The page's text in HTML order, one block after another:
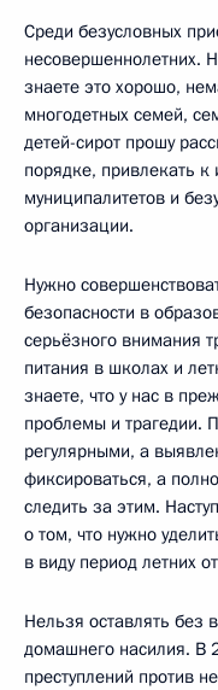
Среди безусловных
несовершеннолетних.
знаете это хорошо,
многодетных семей,
детей-сирот прошу
порядке, привлекать
муниципалитетов и
организации.
Нужно
безопасности в
серьёзного внимания
питания в школах и
знаете, что у нас в
проблемы и трагедии.
регулярными, а
фиксироваться, а
следить за этим.
о том, что нужно
в виду период летних
Нельзя оставлять без
домашнего насилия. В
преступлений против